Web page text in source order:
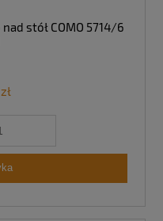
stół COMO 5714/6